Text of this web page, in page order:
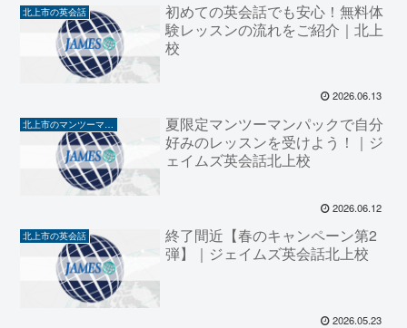
北上市の英会話
初めての英会話でも安心！無料体
験レッスンの流れをご紹介｜北上
校
2026.06.13
夏限定マンツーマンパックで自分
好みのレッスンを受けよう！｜ジ
ェイムズ英会話北上校
2026.06.12
北上市の英会話
終了間近【春のキャンペーン第2
弾】｜ジェイムズ英会話北上校
2026.05.23